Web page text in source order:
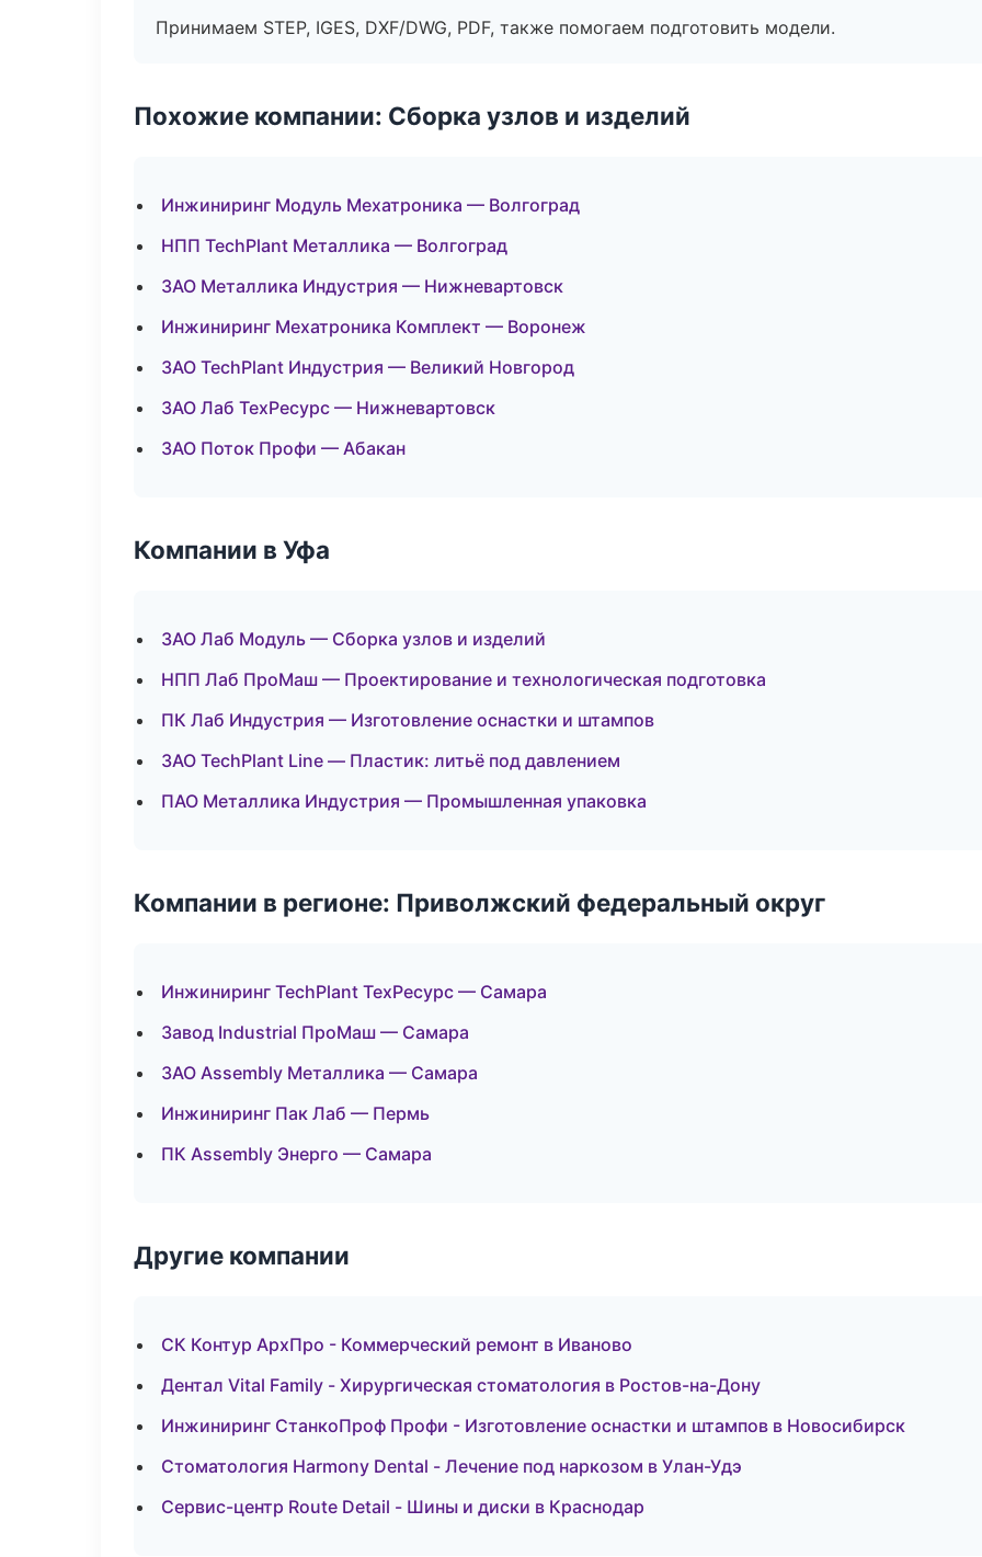
Принимаем STEP, IGES, DXF/DWG, PDF, также помогаем подготовить модели.
Похожие компании: Сборка узлов и изделий
Инжиниринг Модуль Мехатроника — Волгоград
НПП TechPlant Металлика — Волгоград
ЗАО Металлика Индустрия — Нижневартовск
Инжиниринг Мехатроника Комплект — Воронеж
ЗАО TechPlant Индустрия — Великий Новгород
ЗАО Лаб ТехРесурс — Нижневартовск
ЗАО Поток Профи — Абакан
Компании в Уфа
ЗАО Лаб Модуль — Сборка узлов и изделий
НПП Лаб ПроМаш — Проектирование и технологическая подготовка
ПК Лаб Индустрия — Изготовление оснастки и штампов
ЗАО TechPlant Line — Пластик: литьё под давлением
ПАО Металлика Индустрия — Промышленная упаковка
Компании в регионе: Приволжский федеральный округ
Инжиниринг TechPlant ТехРесурс — Самара
Завод Industrial ПроМаш — Самара
ЗАО Assembly Металлика — Самара
Инжиниринг Пак Лаб — Пермь
ПК Assembly Энерго — Самара
Другие компании
СК Контур АрхПро - Коммерческий ремонт в Иваново
Дентал Vital Family - Хирургическая стоматология в Ростов-на-Дону
Инжиниринг СтанкоПроф Профи - Изготовление оснастки и штампов в Новосибирск
Стоматология Harmony Dental - Лечение под наркозом в Улан-Удэ
Сервис-центр Route Detail - Шины и диски в Краснодар